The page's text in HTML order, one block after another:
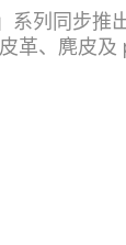
系列同步推
革、麂皮